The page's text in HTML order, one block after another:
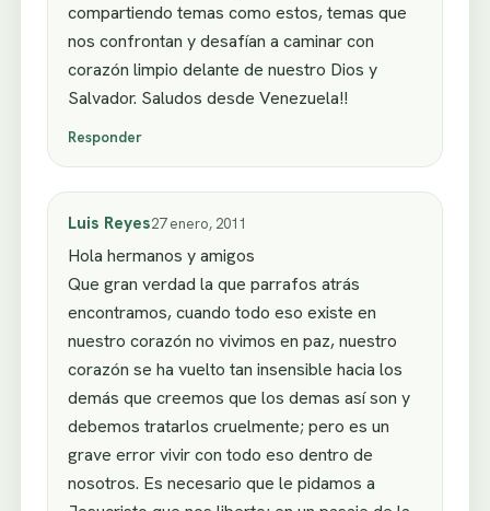
compartiendo temas como estos, temas que
nos confrontan y desafían a caminar con
corazón limpio delante de nuestro Dios y
Salvador. Saludos desde Venezuela!!
Responder
Luis Reyes27 enero, 2011
Hola hermanos y amigos
Que gran verdad la que parrafos atrás
encontramos, cuando todo eso existe en
nuestro corazón no vivimos en paz, nuestro
corazón se ha vuelto tan insensible hacia los
demás que creemos que los demas así son y
debemos tratarlos cruelmente; pero es un
grave error vivir con todo eso dentro de
nosotros. Es necesario que le pidamos a